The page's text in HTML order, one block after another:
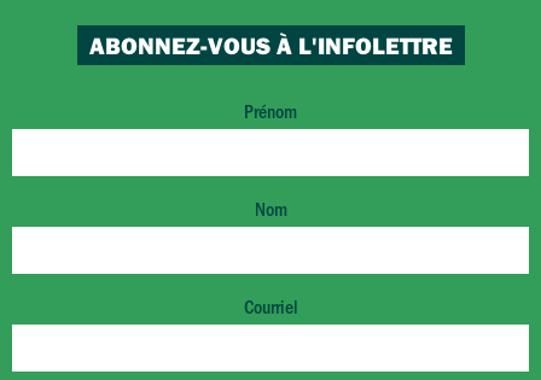
ABONNEZ-VOUS À L'INFOLETTRE
Prénom
Nom
Courriel